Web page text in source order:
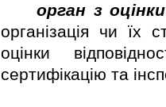
орган з
органiзацiя чи їх
оцiнки
сертифiкацiю та